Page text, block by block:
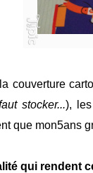
couverture
stocker...),
que mon5ans
qui rendent